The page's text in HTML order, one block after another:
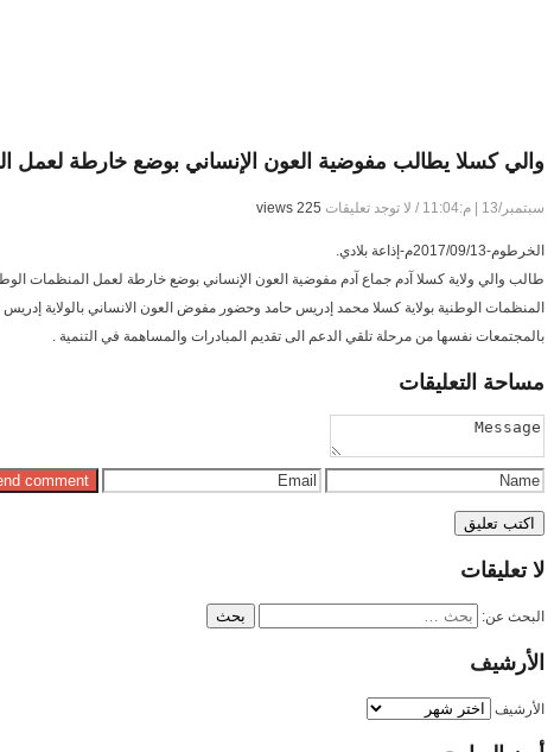
والي كسلا يطالب مفوضية العون الإنساني بوضع خارطة لعمل
سبتمبر/13 | م:11:04 / لا توجد تعليقات 225 views
الخرطوم-2017/09/13م-إذاعة بلادي.
طالب والي ولاية كسلا آدم جماع آدم مفوضية العون الإنساني بوضع خارطة لعمل المنظمات
المنظمات الوطنية بولاية كسلا محمد إدريس حامد وحضور مفوض العون الانساني بالولاية
بالمجتمعات نفسها من مرحلة تلقي الدعم الى تقديم المبادرات والمساهمة في التنمية .
مساحة التعليقات
لاتعليقات
البحث عن:
الأرشيف
الأرشيف